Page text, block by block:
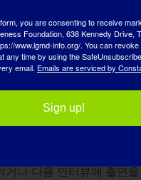
연령대의 사람들에게
싶은 일은 무엇인가요?:
은 일은 현재 LGMD로
나 다음 인터뷰에 출연
you are consenting to receive
Foundation, 638 Kennedy Drive,
www.lgmd-info.org/. You can
any time by using the
email. Emails are serviced by
Sign up!